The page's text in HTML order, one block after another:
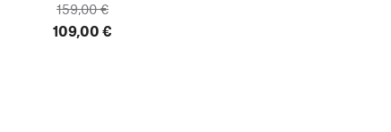
159,00 €
109,00 €